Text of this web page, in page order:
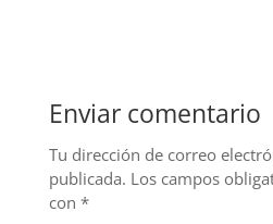
b
o
o
k
n
Enviar comentario
Tu dirección de correo
publicada. Los campos
con *